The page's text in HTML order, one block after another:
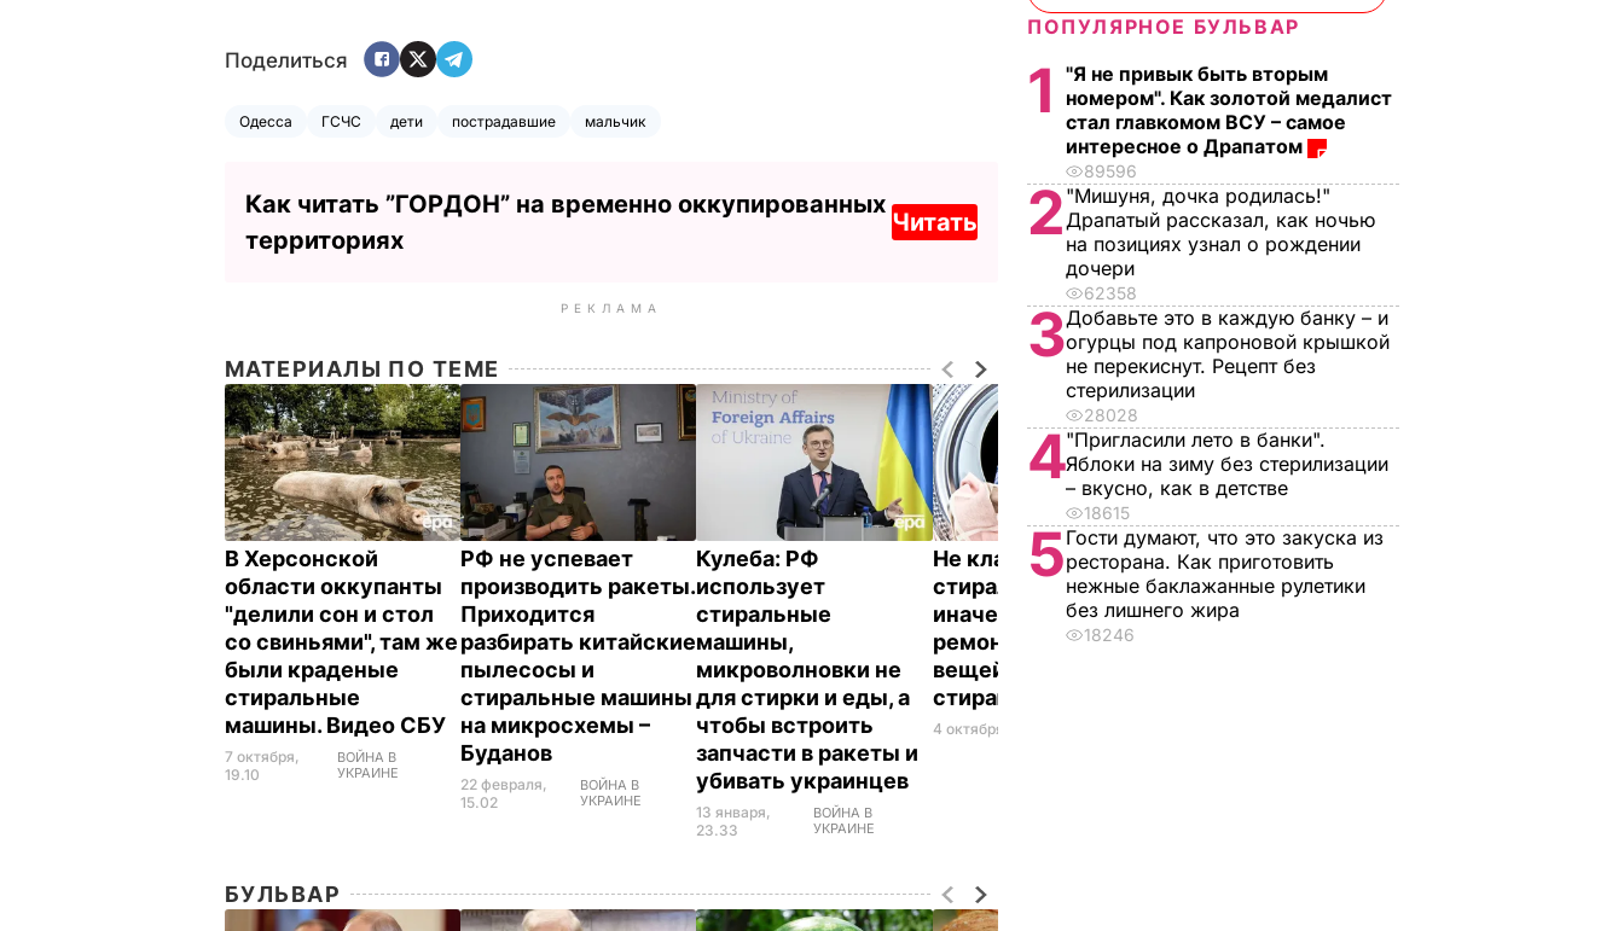
Поделиться
Одесса ГСЧС дети пострадавшие мальчик
Как читать ”ГОРДОН” на временно оккупированных
территориях
Читать
РЕКЛАМА
МАТЕРИАЛЫ ПО ТЕМЕ
В Херсонской
области оккупанты
"делили сон и стол
со свиньями", там же
были краденые
стиральные
машины. Видео СБУ
7 октября,
19.10
ВОЙНА В
УКРАИНЕ
РФ не успевает
производить ракеты.
Приходится
разбирать китайские
пылесосы и
стиральные машины
на микросхемы –
Буданов
22 февраля,
15.02
ВОЙНА В
УКРАИНЕ
Кулеба: РФ
использует
стиральные
машины,
микроволновки не
для стирки и еды, а
чтобы встроить
запчасти в ракеты и
убивать украинцев
13 января,
23.33
ВОЙНА В
УКРАИНЕ
Не кладите это в
стиральную машину,
иначе отдадите ее в
ремонт. Список
вещей, которые
стирают руками
4 октября, 10.38
БУЛЬВАР
ПОПУЛЯРНОЕ БУЛЬВАР
1
"Я не привык быть вторым
номером". Как золотой медалист
стал главкомом ВСУ – самое
интересное о Драпатом
89596
2 "Мишуня, дочка родилась!"
Драпатый рассказал, как ночью
на позициях узнал о рождении
дочери
62358
3Добавьте это в каждую банку – и
огурцы под капроновой крышкой
не перекиснут. Рецепт без
стерилизации
28028
4"Пригласили лето в банки".
Яблоки на зиму без стерилизации
– вкусно, как в детстве
18615
5Гости думают, что это закуска из
ресторана. Как приготовить
нежные баклажанные рулетики
без лишнего жира
18246